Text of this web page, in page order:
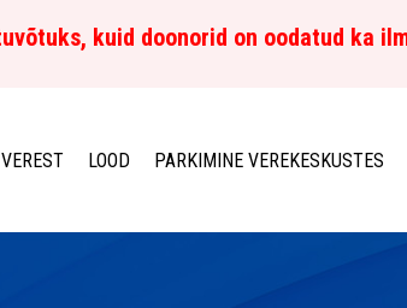
kuid doonorid on oodatud ka
VEREST LOOD PARKIMINE VEREKESKUSTES